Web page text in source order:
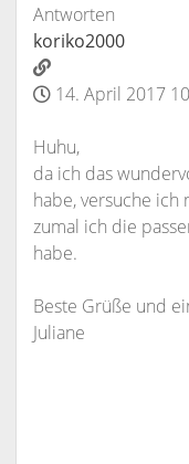
Antworten
koriko2000
14. April 2017
Huhu,
da ich das
habe, versuche ich
zumal ich die
habe.
Beste Grüße und
Juliane